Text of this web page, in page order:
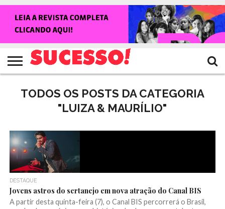
NOTÍCIAS
SHOWS
ENTREVISTAS
CLIQUES
RANKING
CROWLEY
TV
SUCESSO!
REVISTA
SUCESSO!
TODOS OS POSTS DA CATEGORIA
"LUIZA & MAURÍLIO"
DESTAQUE
Jovens astros do sertanejo em nova atração do Canal BIS
A partir desta quinta-feira (7), o Canal BIS percorrerá o Brasil,